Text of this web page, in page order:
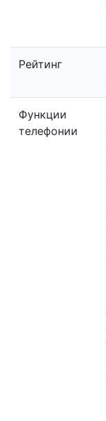
Рейтинг
Функции
телефонии